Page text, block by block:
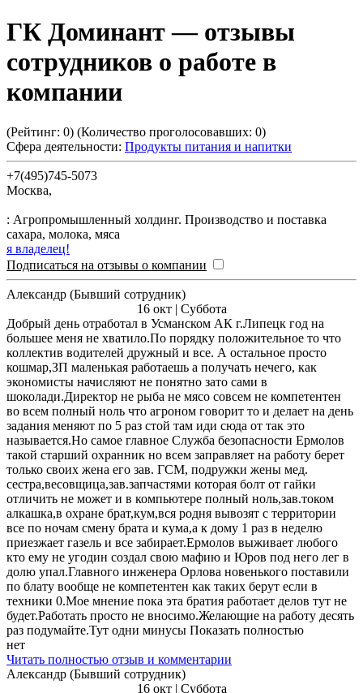
ГК Доминант— отзывы
сотрудников о работе в
компании
(Рейтинг: 0) (Количество проголосовавших: 0)
Сфера деятельности: Продукты питания и напитки
+7(495)745-5073
Москва,
: Агропромышленный холдинг. Производство и поставка
сахара, молока, мяса
я владелец!
Подписаться на отзывы о компании
Александр (Бывший сотрудник)
16 окт | Суббота
Добрый день отработал в Усманском АК г.Липецк год на
большее меня не хватило.По порядку положительное то что
коллектив водителей дружный и все. А остальное просто
кошмар,ЗП маленькая работаешь а получать нечего, как
экономисты начисляют не понятно зато сами в
шоколади.Директор не рыба не мясо совсем не компетентен
во всем полный ноль что агроном говорит то и делает на день
задания меняют по 5 раз стой там иди сюда от так это
называется.Но самое главное Служба безопасности Ермолов
такой старший охранник но всем заправляет на работу берет
только своих жена его зав. ГСМ, подружки жены мед.
сестра,весовщица,зав.запчастями которая болт от гайки
отличить не может и в компьютере полный ноль,зав.током
алкашка,в охране брат,кум,вся родня вывозят с территории
все по ночам смену брата и кума,а к дому 1 раз в неделю
приезжает газель и все забирает.Ермолов выживает любого
кто ему не угодин создал свою мафию и Юров под него лег в
долю упал.Главного инженера Орлова новенького поставили
по блату вообще не компетентен как таких берут если в
техники 0.Мое мнение пока эта братия работает делов тут не
будет.Работать просто не вносимо.Желающие на работу десять
раз подумайте.Тут одни минусы Показать полностью
нет
Читать полностью отзыв и комментарии
Александр (Бывший сотрудник)
16 окт | Суббота